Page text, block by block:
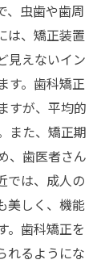
、虫歯や歯周
は、矯正装置
見えないイン
す。歯科矯正
すが、平均的
また、矯正期
、歯医者さん
では、成人の
美しく、機能
。歯科矯正を
れるようにな